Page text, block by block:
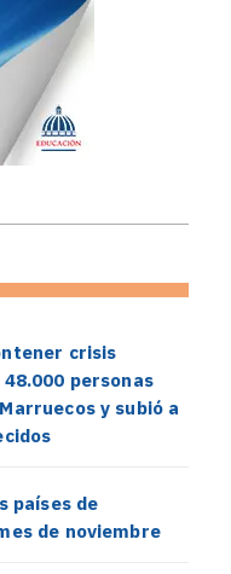
crisis
personas
y subió a
países de
de noviembre